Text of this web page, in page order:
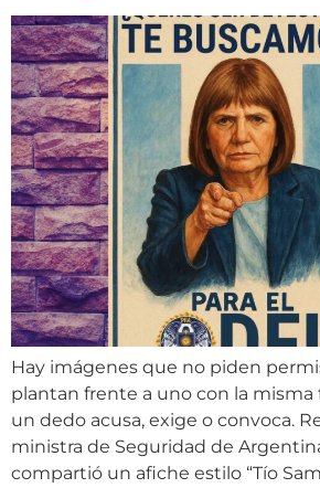
Hay imágenes que no piden
plantan frente a uno con la misma
un dedo acusa, exige o convoca.
ministra de Seguridad de
compartió un afiche estilo “Tío